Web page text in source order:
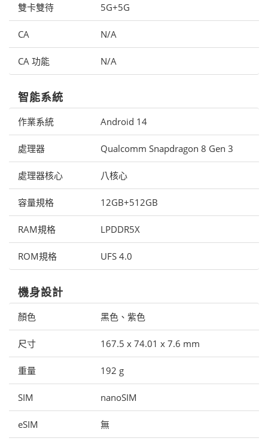
雙卡雙待 5G+5G
CA N/A
CA 功能 N/A
智能系統
作業系統 Android 14
處理器 Qualcomm Snapdragon 8 Gen 3
處理器核心 八核心
容量規格 12GB+512GB
RAM規格 LPDDR5X
ROM規格 UFS 4.0
機身設計
顏色 黑色、紫色
尺寸 167.5 x 74.01 x 7.6 mm
重量 192 g
SIM nanoSIM
eSIM 無